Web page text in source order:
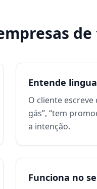
Entende
O cliente
gás”, “tem
a intenção.
Funciona no